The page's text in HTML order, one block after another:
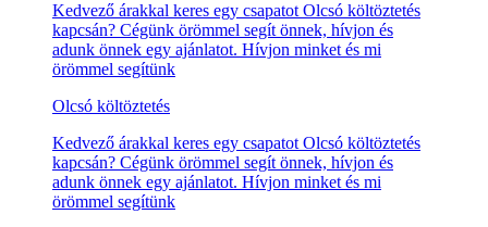
Kedvező árakkal keres egy csapatot Olcsó költöztetés
kapcsán? Cégünk örömmel segít önnek, hívjon és
adunk önnek egy ajánlatot. Hívjon minket és mi
örömmel segítünk
Olcsó költöztetés
Kedvező árakkal keres egy csapatot Olcsó költöztetés
kapcsán? Cégünk örömmel segít önnek, hívjon és
adunk önnek egy ajánlatot. Hívjon minket és mi
örömmel segítünk